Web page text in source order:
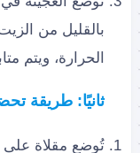
بالقليل من
الحرارة، ويتم
ثانيًا: طريقة
تُوضع مقلاة على